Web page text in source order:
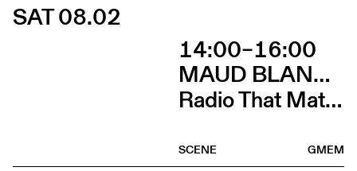
SAT 08.02
14:00–16:00
MAUD BLANDEL, FLAVIO VIRZÌ, ASLAA
Radio That Matters
GMEM
SCENE